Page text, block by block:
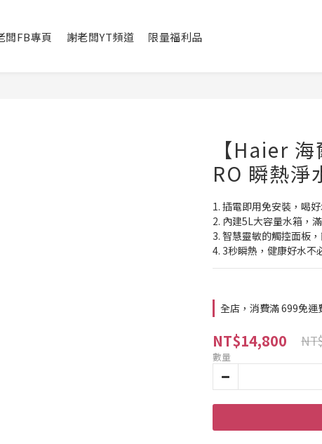
闆FB專頁 謝老闆YT頻道 限量福利品
【Haier
RO 瞬熱淨
1. 插電即用免安裝，喝
2. 內建5L大容量水箱，
3. 智慧靈敏的觸控面板
4. 3秒瞬熱，健康好水不
全店，消費滿 699免運
NT$14,800
數量